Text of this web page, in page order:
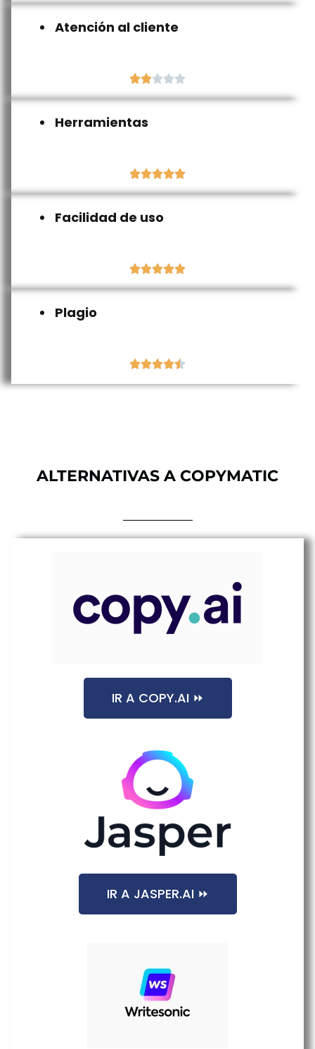
Atención al cliente

Herramientas

Facilidad de uso

Plagio

ALTERNATIVAS A COPYMATIC
IR A COPY.AI ⏩
IR A JASPER.AI ⏩